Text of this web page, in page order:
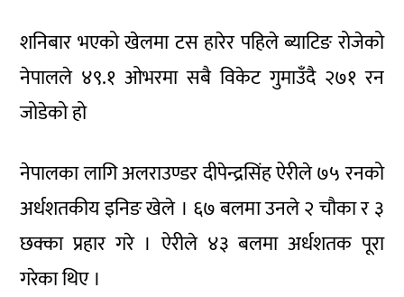
शनिबार भएको खेलमा टस हारेर पहिले ब्याटिङ रोजेको
नेपालले ४९.१ ओभरमा सबै विकेट गुमाउँदै २७१ रन
जोडेको हो
नेपालका लागि अलराउण्डर दीपेन्द्रसिंह ऐरीले ७५ रनको
अर्धशतकीय इनिङ खेले । ६७ बलमा उनले २ चौका र ३
छक्का प्रहार गरे । ऐरीले ४३ बलमा अर्धशतक पूरा
गरेका थिए ।